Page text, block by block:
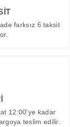
farksız 6 taksit
12:00'ye kadar
teslim edilir.